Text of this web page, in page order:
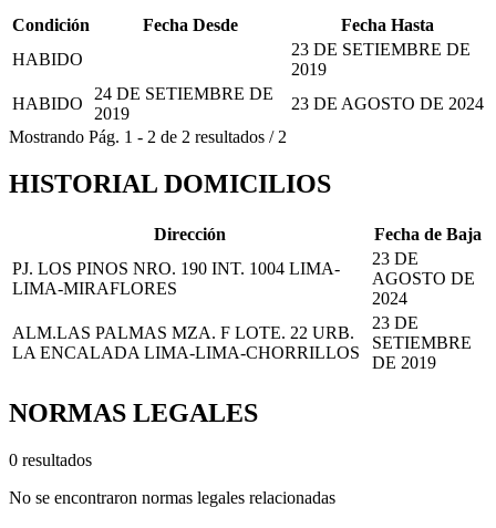
Condición Fecha Desde
Fecha Hasta
HABIDO
23 DE SETIEMBRE DE
2019
HABIDO
24 DE SETIEMBRE DE
2019
23 DE AGOSTO DE 2024
Mostrando Pág. 1 - 2 de 2 resultados / 2
HISTORIAL DOMICILIOS
Dirección
Fecha de Baja
PJ. LOS PINOS NRO. 190 INT. 1004 LIMA-
LIMA-MIRAFLORES
23 DE
AGOSTO DE
2024
ALM.LAS PALMAS MZA. F LOTE. 22 URB.
LA ENCALADA LIMA-LIMA-CHORRILLOS
23 DE
SETIEMBRE
DE 2019
NORMAS LEGALES
0 resultados
No se encontraron normas legales relacionadas